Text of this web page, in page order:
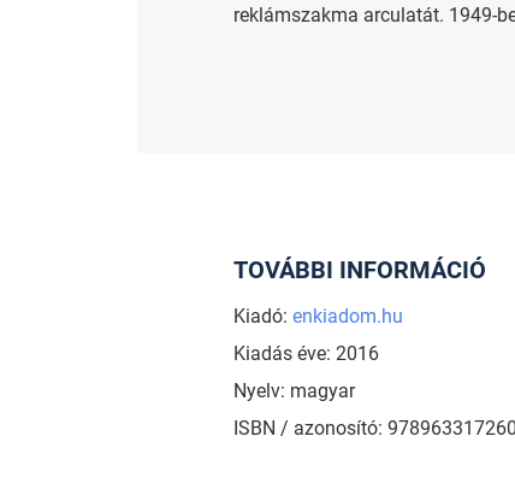
reklámszakma arculatát. 1949-
TOVÁBBI INFORMÁCIÓ
Kiadó: enkiadom.hu
Kiadás éve: 2016
Nyelv: magyar
ISBN / azonosító: